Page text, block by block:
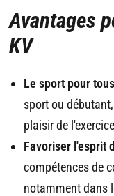
Avantages
KV
Le sport pour tous
sport ou
plaisir de
Favoriser l'esprit
compétences de
notamment dans